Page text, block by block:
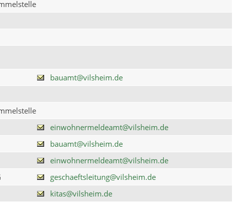
bauamt@vilsheim.de
einwohnermeldeamt@vilsheim.de
bauamt@vilsheim.de
einwohnermeldeamt@vilsheim.de
geschaeftsleitung@vilsheim.de
kitas@vilsheim.de